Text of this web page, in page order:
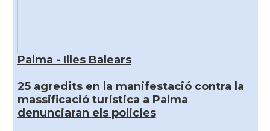
Palma - Illes Balears
25 agredits en la manifestació contra la
massificació turística a Palma
denunciaran els policies